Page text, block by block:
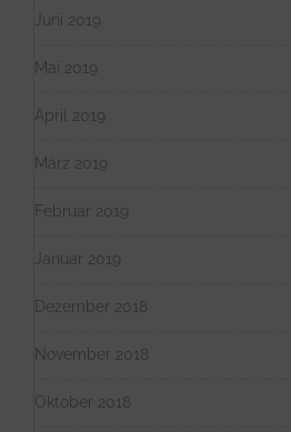
Juni 2019
Mai 2019
April 2019
März 2019
Februar 2019
Januar 2019
Dezember 2018
November 2018
Oktober 2018